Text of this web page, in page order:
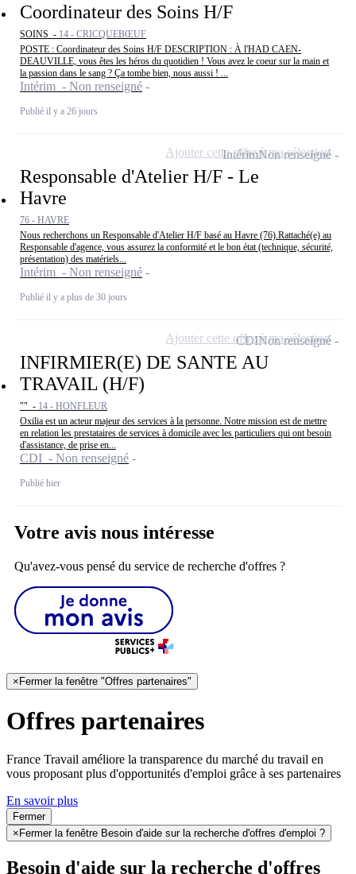
Coordinateur des Soins H/F
SOINS - 14 - CRICQUEBŒUF
POSTE : Coordinateur des Soins H/F DESCRIPTION : À l'HAD CAEN-
DEAUVILLE, vous êtes les héros du quotidien ! Vous avez le coeur sur la main et
la passion dans le sang ? Ça tombe bien, nous aussi ! ...
Intérim - Non renseigné
Publié il y a 26 jours
Responsable d'Atelier H/F - Le
Havre
76 - HAVRE
Nous recherchons un Responsable d'Atelier H/F basé au Havre (76).Rattaché(e) au
Responsable d'agence, vous assurez la conformité et le bon état (technique, sécurité,
présentation) des matériels...
Intérim - Non renseigné
Publié il y a plus de 30 jours
IntérimNon renseigné
Ajouter cette offre à ma sélection
INFIRMIER(E) DE SANTE AU
TRAVAIL (H/F)
"" - 14 - HONFLEUR
Oxilia est un acteur majeur des services à la personne. Notre mission est de mettre
en relation les prestataires de services à domicile avec les particuliers qui ont besoin
d'assistance, de prise en...
CDI - Non renseigné
Publié hier
CDINon renseigné
Ajouter cette offre à ma sélection
Votre avis nous intéresse
Qu'avez-vous pensé du service de recherche d'offres ?
×Fermer la fenêtre "Offres partenaires"
Offres partenaires
France Travail améliore la transparence du marché du travail en
vous proposant plus d'opportunités d'emploi grâce à ses partenaires
En savoir plus
Fermer
× Fermer la fenêtre Besoin d'aide sur la recherche d'offres d'emploi ?
Besoin d'aide sur la recherche d'offres